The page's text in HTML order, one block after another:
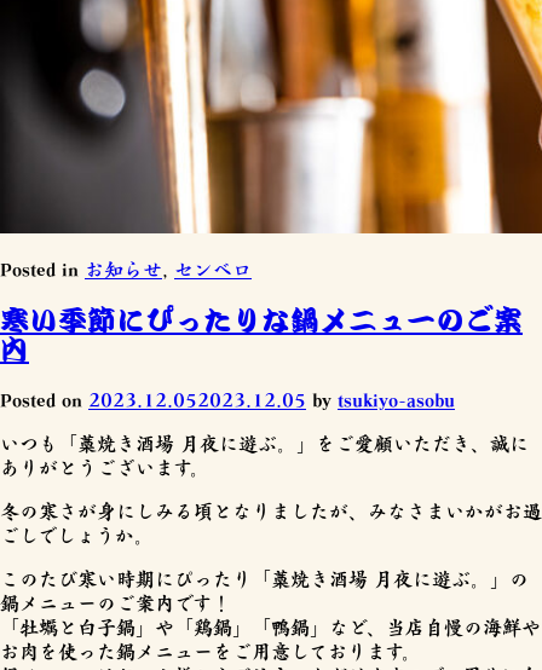
Posted in お知らせ, センベロ
寒い季節にぴったりな鍋メニューのご案
内
Posted on 2023.12.052023.12.05 by tsukiyo-asobu
いつも「藁焼き酒場 月夜に遊ぶ。」をご愛顧いただき、誠に
ありがとうございます。
冬の寒さが身にしみる頃となりましたが、みなさまいかがお過
ごしでしょうか。
このたび寒い時期にぴったり「藁焼き酒場 月夜に遊ぶ。」の
鍋メニューのご案内です！
「牡蠣と白子鍋 」や「鶏鍋」「鴨鍋」など、当店自慢の海鮮や
お肉を使った鍋メニューをご用意しております。